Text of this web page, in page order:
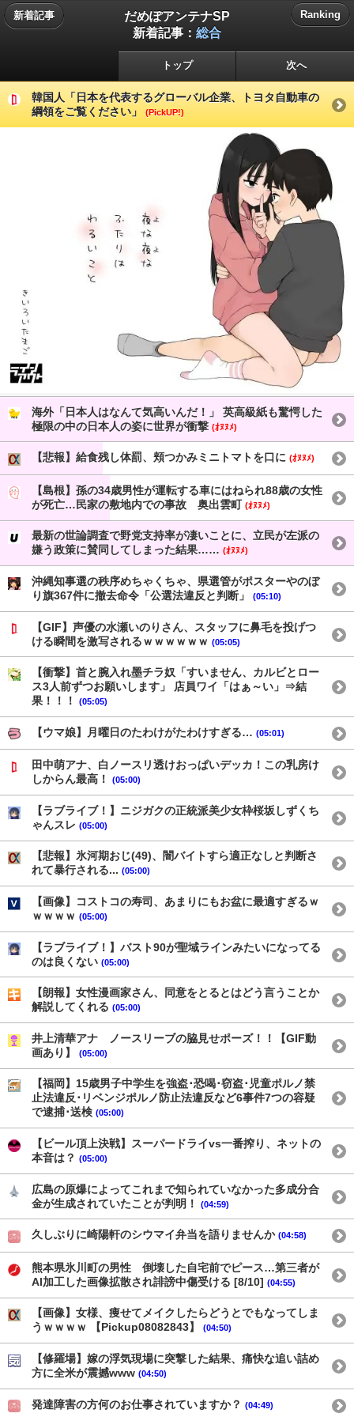
新着記事
だめぽアンテナSP
新着記事： 総合
Ranking
トップ 次へ
韓国人「日本を代表するグローバル企業、トヨタ自動車の
綱領をご覧ください」
(PickUP!)
海外「日本人はなんて気高いんだ！」 英高級紙も驚愕した
極限の中の日本人の姿に世界が衝撃 (ｵﾇﾇﾒ)
【悲報】給食残し体罰、頬つかみミニトマトを口に (ｵﾇﾇﾒ)
【島根】孫の34歳男性が運転する車にはねられ88歳の女性
が死亡…民家の敷地内での事故 奥出雲町 (ｵﾇﾇﾒ)
最新の世論調査で野党支持率が凄いことに、立民が左派の
嫌う政策に賛同してしまった結果…… (ｵﾇﾇﾒ)
沖縄知事選の秩序めちゃくちゃ、県選管がポスターやのぼ
り旗367件に撤去命令「公選法違反と判断」
(05:10)
【GIF】声優の水瀬いのりさん、スタッフに鼻毛を投げつ
ける瞬間を激写されるｗｗｗｗｗｗ (05:05)
【衝撃】首と腕入れ墨チラ奴「すいません、カルビとロー
ス3人前ずつお願いします」 店員ワイ「はぁ～い」⇒結
果！！！
(05:05)
【ウマ娘】月曜日のたわけがたわけすぎる… (05:01)
田中萌アナ、白ノースリ透けおっぱいデッカ！この乳房け
しからん最高！
(05:00)
【ラブライブ！】ニジガクの正統派美少女枠桜坂しずくち
ゃんスレ (05:00)
【悲報】氷河期おじ(49)、闇バイトすら適正なしと判断さ
れて暴行される... (05:00)
【画像】コストコの寿司、あまりにもお盆に最適すぎるｗ
ｗｗｗｗ (05:00)
【ラブライブ！】バスト90が聖域ラインみたいになってる
のは良くない (05:00)
【朗報】女性漫画家さん、同意をとるとはどう言うことか
解説してくれる (05:00)
井上清華アナ ノースリーブの脇見せポーズ！！【GIF動
画あり】
(05:00)
【福岡】15歳男子中学生を強盗･恐喝･窃盗･児童ポルノ禁
止法違反･リベンジポルノ防止法違反など6事件7つの容疑
で逮捕･送検 (05:00)
【ビール頂上決戦】スーパードライvs一番搾り、ネットの
本音は？ (05:00)
広島の原爆によってこれまで知られていなかった多成分合
金が生成されていたことが判明！
(04:59)
久しぶりに崎陽軒のシウマイ弁当を語りませんか (04:58)
熊本県氷川町の男性 倒壊した自宅前でピース…第三者が
AI加工した画像拡散され誹謗中傷受ける [8/10] (04:55)
【画像】女様、痩せてメイクしたらどうとでもなってしま
うｗｗｗｗ 【Pickup08082843】
(04:50)
【修羅場】嫁の浮気現場に突撃した結果、痛快な追い詰め
方に全米が震撼www (04:50)
発達障害の方何のお仕事されていますか？ (04:49)